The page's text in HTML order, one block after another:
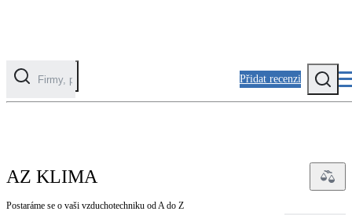
Přidat recenzi
Solární ohřev vody
AZ KLIMA
Postaráme se o vaši vzduchotechniku od A do Z